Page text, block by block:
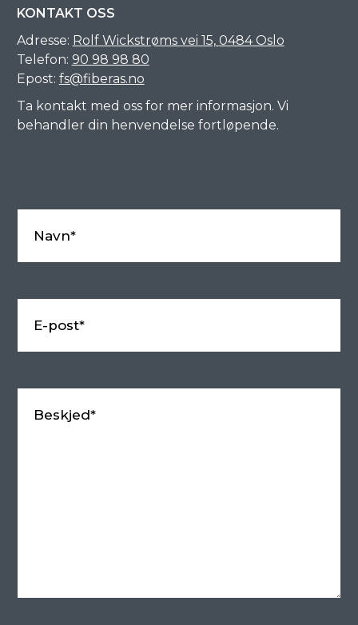
KONTAKT OSS
Adresse: Rolf Wickstrøms vei 15, 0484 Oslo
Telefon: 90 98 98 80
Epost: fs@fiberas.no
Ta kontakt med oss for mer informasjon. Vi
behandler din henvendelse fortløpende.
Navn*
E-post*
Beskjed*